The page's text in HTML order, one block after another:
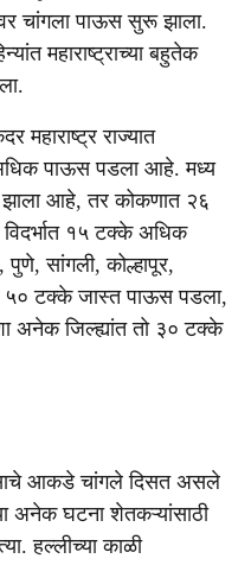
चांगला पाऊस सुरू झाला.
महाराष्ट्राच्या बहुतेक
महाराष्ट्र राज्यात
अधिक पाऊस पडला आहे. मध्य
झाला आहे, तर कोकणात २६
१५ टक्के अधिक
सांगली, कोल्हापूर,
ते ५० टक्के जास्त पाऊस पडला,
अनेक जिल्ह्यांत तो ३० टक्के
आकडे चांगले दिसत असले
अनेक घटना शेतकऱ्यांसाठी
हल्लीच्या काळी